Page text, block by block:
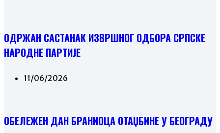
ОДРЖАН САСТАНАК ИЗВРШНОГ ОДБОРА СРПСКЕ
НАРОДНЕ ПАРТИЈЕ
11/06/2026
ОБЕЛЕЖЕН ДАН БРАНИОЦА ОТАЏБИНЕ У БЕОГРАДУ